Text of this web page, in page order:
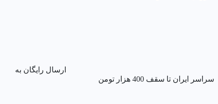
ارسال رایگان به
سراسر ایران تا سقف 400 هزار تومن